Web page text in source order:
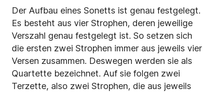
Der Aufbau eines Sonetts ist genau festgelegt.
Es besteht aus vier Strophen, deren jeweilige
Verszahl genau festgelegt ist. So setzen sich
die ersten zwei Strophen immer aus jeweils vier
Versen zusammen. Deswegen werden sie als
Quartette bezeichnet. Auf sie folgen zwei
Terzette, also zwei Strophen, die aus jeweils